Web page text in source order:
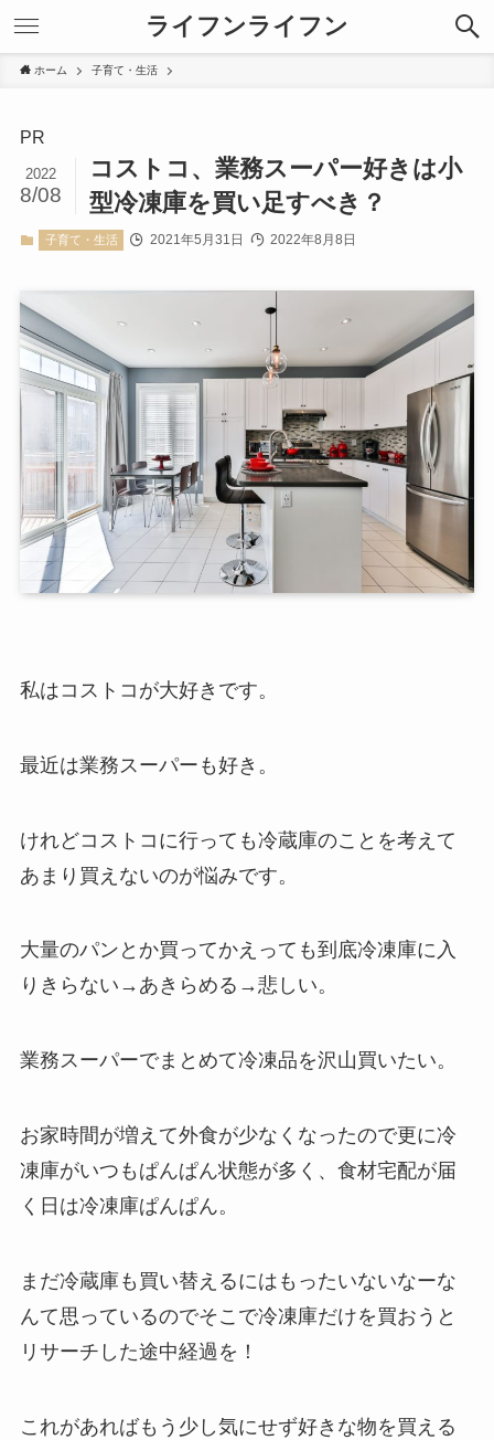
ライフンライフン
ホーム 子育て・生活
PR
コストコ、業務スーパー好きは小
型冷凍庫を買い足すべき？
2022
8/08
子育て・生活 2021年5月31日 2022年8月8日
私はコストコが大好きです。
最近は業務スーパーも好き。
けれどコストコに行っても冷蔵庫のことを考えて
あまり買えないのが悩みです。
大量のパンとか買ってかえっても到底冷凍庫に入
りきらない→あきらめる→悲しい。
業務スーパーでまとめて冷凍品を沢山買いたい。
お家時間が増えて外食が少なくなったので更に冷
凍庫がいつもぱんぱん状態が多く、食材宅配が届
く日は冷凍庫ぱんぱん。
まだ冷蔵庫も買い替えるにはもったいないなーな
んて思っているのでそこで冷凍庫だけを買おうと
リサーチした途中経過を！
これがあればもう少し気にせず好きな物を買える